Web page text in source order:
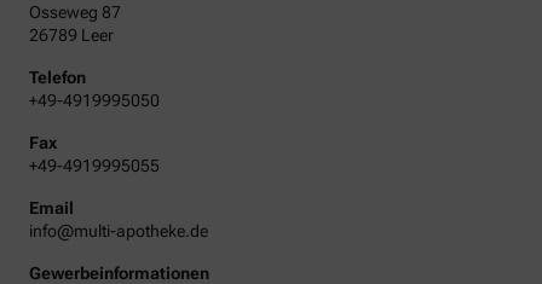
Osseweg 87
26789 Leer
Telefon
+49-4919995050
Fax
+49-4919995055
Email
info@multi-apotheke.de
Gewerbeinformationen